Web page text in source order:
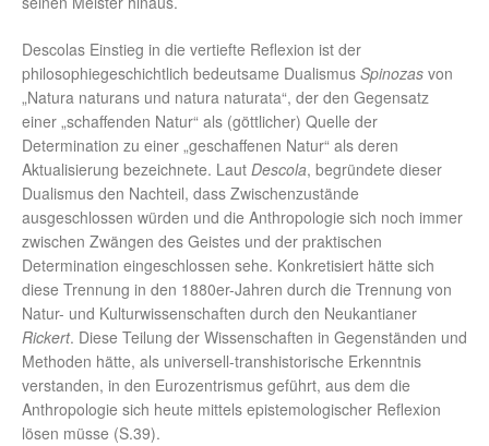
Descolas Einstieg in die vertiefte Reflexion ist der
philosophiegeschichtlich bedeutsame Dualismus Spinozas von
„Natura naturans und natura naturata“, der den Gegensatz
einer „schaffenden Natur“ als (göttlicher) Quelle der
Determination zu einer „geschaffenen Natur“ als deren
Aktualisierung bezeichnete. Laut Descola, begründete dieser
Dualismus den Nachteil, dass Zwischenzustände
ausgeschlossen würden und die Anthropologie sich noch immer
zwischen Zwängen des Geistes und der praktischen
Determination eingeschlossen sehe. Konkretisiert hätte sich
diese Trennung in den 1880er-Jahren durch die Trennung von
Natur- und Kulturwissenschaften durch den Neukantianer
Rickert. Diese Teilung der Wissenschaften in Gegenständen und
Methoden hätte, als universell-transhistorische Erkenntnis
verstanden, in den Eurozentrismus geführt, aus dem die
Anthropologie sich heute mittels epistemologischer Reflexion
lösen müsse (S.39).